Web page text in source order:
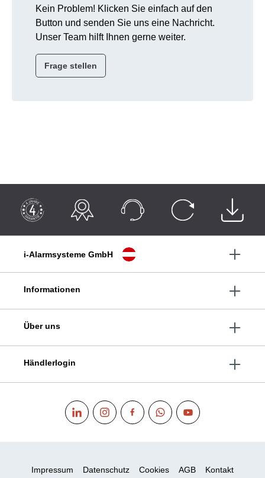
Kein Problem! Klicken Sie einfach auf den
Button und senden Sie uns eine Nachricht.
Unser Team hilft Ihnen gerne weiter.
Frage stellen
i-Alarmsysteme GmbH
Informationen
Über uns
Händlerlogin
Impressum Datenschutz Cookies AGB Kontakt